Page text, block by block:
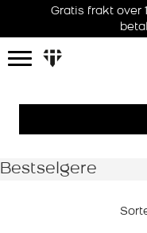
Gratis frakt over
Bestselgere